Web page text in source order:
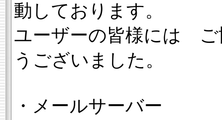
動しております。
ユーザーの皆様には
うございました。
・メールサーバー